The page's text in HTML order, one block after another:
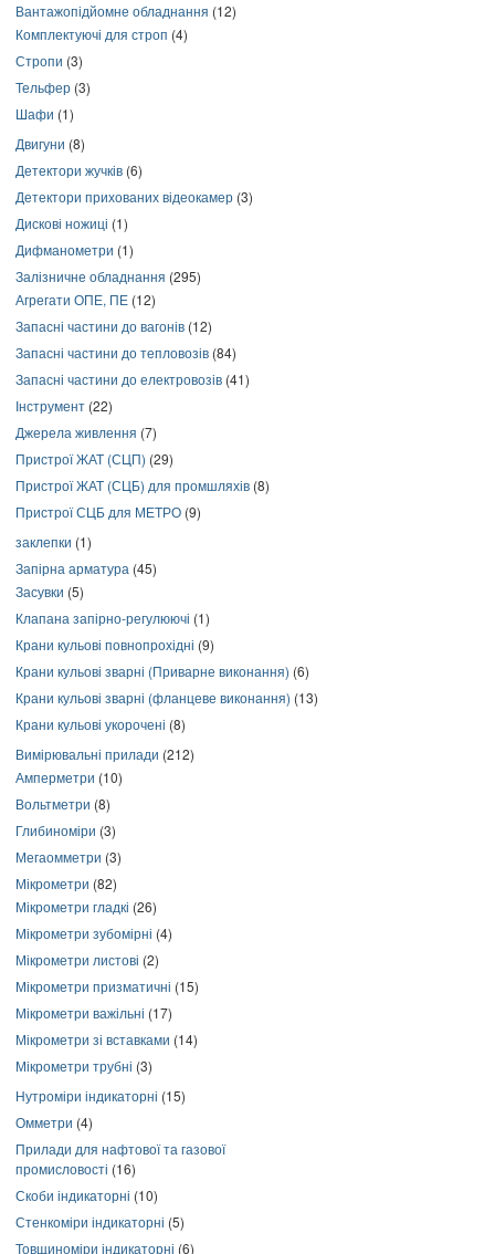
Вантажопідйомне обладнання (12)
Комплектуючі для строп (4)
Стропи (3)
Тельфер (3)
Шафи (1)
Двигуни (8)
Детектори жучків (6)
Детектори прихованих відеокамер (3)
Дискові ножиці (1)
Дифманометри (1)
Залізничне обладнання (295)
Агрегати ОПЕ, ПЕ (12)
Запасні частини до вагонів (12)
Запасні частини до тепловозів (84)
Запасні частини до електровозів (41)
Інструмент (22)
Джерела живлення (7)
Пристрої ЖАТ (СЦП) (29)
Пристрої ЖАТ (СЦБ) для промшляхів (8)
Пристрої СЦБ для МЕТРО (9)
заклепки (1)
Запірна арматура (45)
Засувки (5)
Клапана запірно-регулюючі (1)
Крани кульові повнопрохідні (9)
Крани кульові зварні (Приварне виконання) (6)
Крани кульові зварні (фланцеве виконання) (13)
Крани кульові укорочені (8)
Вимірювальні прилади (212)
Амперметри (10)
Вольтметри (8)
Глибиноміри (3)
Мегаомметри (3)
Мікрометри (82)
Мікрометри гладкі (26)
Мікрометри зубомірні (4)
Мікрометри листові (2)
Мікрометри призматичні (15)
Мікрометри важільні (17)
Мікрометри зі вставками (14)
Мікрометри трубні (3)
Нутроміри індикаторні (15)
Омметри (4)
Прилади для нафтової та газової
промисловості (16)
Скоби індикаторні (10)
Стенкоміри індикаторні (5)
Товщиноміри індикаторні (6)